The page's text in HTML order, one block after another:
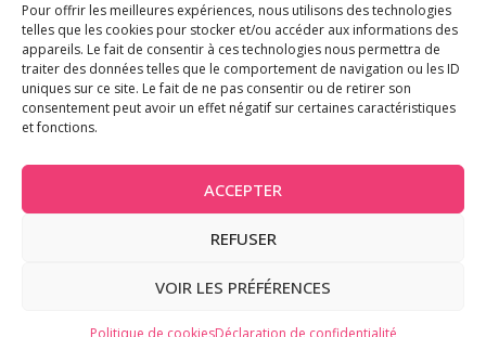
Pour offrir les meilleures expériences, nous utilisons des technologies
telles que les cookies pour stocker et/ou accéder aux informations des
appareils. Le fait de consentir à ces technologies nous permettra de
traiter des données telles que le comportement de navigation ou les ID
uniques sur ce site. Le fait de ne pas consentir ou de retirer son
consentement peut avoir un effet négatif sur certaines caractéristiques
et fonctions.
ACCEPTER
REFUSER
VOIR LES PRÉFÉRENCES
Politique de cookiesDéclaration de confidentialité
@2026 - Tous droits réservés
BACK TO TOP